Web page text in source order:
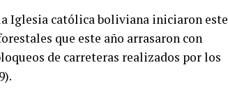
Iglesia católica boliviana iniciaron este
que este año arrasaron con
de carreteras realizados por los